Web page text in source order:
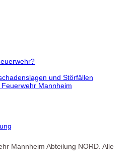
und Störfällen
Mannheim
Mannheim Abteilung NORD. Alle